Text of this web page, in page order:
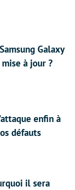
Galaxy
à jour ?
enfin à
défauts
il sera